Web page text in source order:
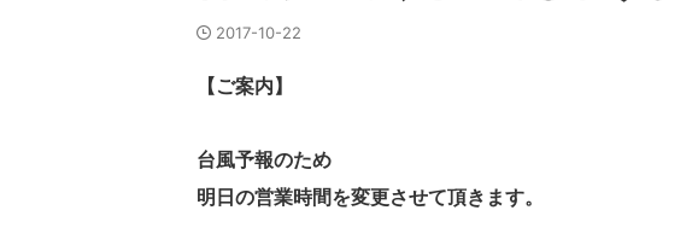
2017-10-22
【ご案内】
台風予報のため
明日の営業時間を変更させて頂きます。